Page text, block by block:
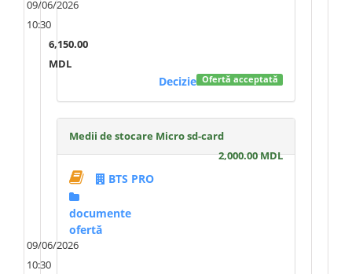
09/06/2026
10:30
6,150.00
MDL
Ofertă acceptată
Decizie
Medii de stocare Micro sd-card
2,000.00 MDL
BTS PRO
documente
ofertă
09/06/2026
10:30